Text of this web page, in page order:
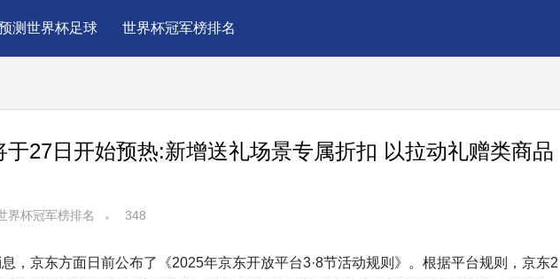
测世界杯足球 世界杯冠军榜排名
于27日开始预热:新增送礼场景专属折扣 以拉动礼赠类商品
界杯冠军榜排名 348
息，京东方面日前公布了《2025年京东开放平台3·8节活动规则》。根据平台规则，京东2